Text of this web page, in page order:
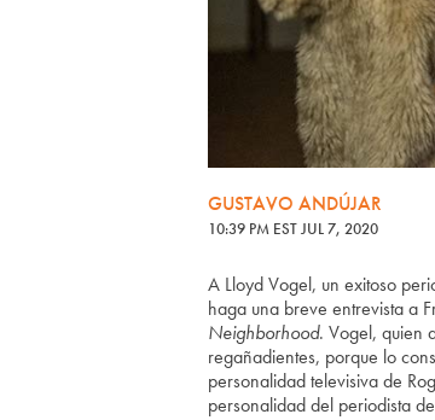
GUSTAVO ANDÚJAR
10:39 PM EST JUL 7, 2020
A Lloyd Vogel, un exitoso
haga una breve entrevista a
Neighborhood. Vogel, quien
regañadientes, porque lo
personalidad televisiva de
personalidad del periodista